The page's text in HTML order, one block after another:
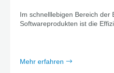
Im schnelllebigen Bereich der
Softwareprodukten ist die
Mehr erfahren